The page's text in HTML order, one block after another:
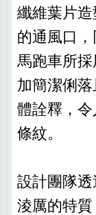
纖維葉片
的通風口
馬跑車所
加簡潔俐
體詮釋，
條紋。
設計團隊
淩厲的特